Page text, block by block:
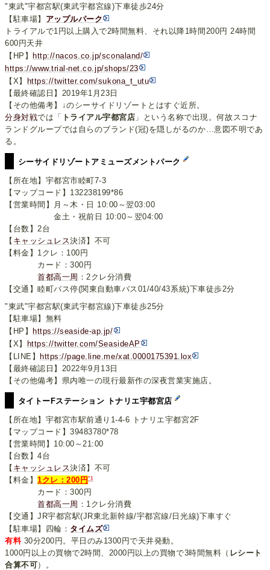
"東武"宇都宮駅(東武宇都宮線)下車徒歩24分
【駐車場】 アップルパーク
トライアルで1円以上購入で2時間無料、それ以降1時間200円 24時間
600円天井
【HP】
http://nacos.co.jp/sconaland/
https://www.trial-net.co.jp/shops/23
【X】
https://twitter.com/sukona_t_utu
【最終確認日】2019年1月23日
【その他備考】↓のシーサイドリゾートとはすぐ近所。
分身対戦では「 トライアル宇都宮店 」という名称で出現。何故スコナ
ランドグループでは自らのブランド(冠)を隠しがるのか…意図不明であ
る。
シーサイドリゾートアミューズメントパーク
【所在地】宇都宮市睦町7-3
【マップコード】132238199*86
【営業時間】月～木・日 10:00～翌03:00
金土・祝前日 10:00～翌04:00
【台数】2台
【 キャッシュレス決済】不可
【料金】1クレ：100円
カード：300円
首都高一周 ：2クレ分消費
【交通】睦町バス停(関東自動車バス01/40/43系統)下車徒歩2分
"東武"宇都宮駅(東武宇都宮線)下車徒歩25分
【駐車場】無料
【HP】
https://seaside-ap.jp/
【X】
https://twitter.com/SeasideAP
【LINE】
https://page.line.me/xat.0000175391.lox
【最終確認日】2022年9月13日
【その他備考】県内唯一の現行最新作の深夜営業実施店。
タイトーFステーション トナリエ宇都宮店
【所在地】宇都宮市駅前通り1-4-6 トナリエ宇都宮2F
【マップコード】39483780*78
【営業時間】10:00～21:00
【台数】4台
【 キャッシュレス決済】不可
【料金】1クレ：200円*1
カード：300円
首都高一周 ：1クレ分消費
【交通】JR宇都宮駅(JR東北新幹線/宇都宮線/日光線)下車すぐ
【駐車場】四輪： タイムズ
有料30分200円。平日のみ1300円で天井発動。
1000円以上の買物で2時間、2000円以上の買物で3時間無料（ レシート
合算不可）。